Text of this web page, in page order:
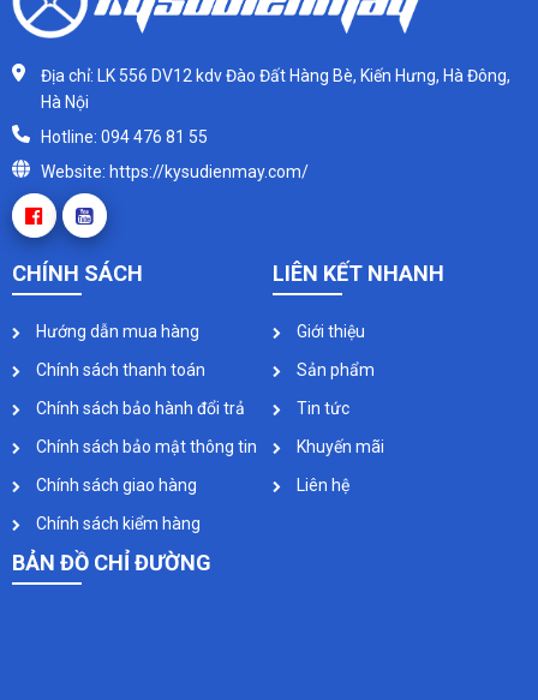
Địa chỉ: LK 556 DV12 kdv Đào Đất Hàng Bè, Kiến Hưng, Hà Đông,
Hà Nội
Hotline: 094 476 81 55
Website: https://kysudienmay.com/
CHÍNH SÁCH
Hướng dẫn mua hàng
Chính sách thanh toán
Chính sách bảo hành đổi trả
Chính sách bảo mật thông tin
Chính sách giao hàng
Chính sách kiểm hàng
LIÊN KẾT NHANH
Giới thiệu
Sản phẩm
Tin tức
Khuyến mãi
Liên hệ
BẢN ĐỒ CHỈ ĐƯỜNG